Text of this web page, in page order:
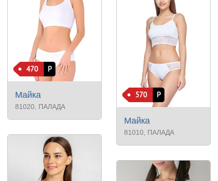
470 Р
Майка
81020 , ПАЛАДА
570 Р
Майка
81010 , ПАЛАДА